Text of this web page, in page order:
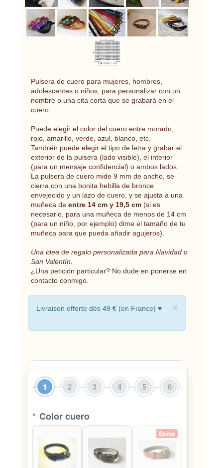
Pulsera de cuero para mujeres, hombres,
adolescentes o niños, para personalizar con un
nombre o una cita corta que se grabará en el
cuero.
Puede elegir el color del cuero entre morado,
rojo, amarillo, verde, azul, blanco, etc.
También puede elegir el tipo de letra y grabar el
exterior de la pulsera (lado visible), el interior
(para un mensaje confidencial) o ambos lados.
La pulsera de cuero mide 9 mm de ancho, se
cierra con una bonita hebilla de bronce
envejecido y un lazo de cuero, y se ajusta a una
muñeca de entre 14 cm y 19,5 cm (si es
necesario, para una muñeca de menos de 14 cm
(para un niño, por ejemplo) dime el tamaño de tu
muñeca para que pueda añadir agujeros).
Una idea de regalo personalizada para Navidad o
San Valentín.
¿Una petición particular? No dude en ponerse en
contacto conmigo.
×
Livraison offerte dés 49 € (en France) ♥
1 2 3 4 5 6
* Color cuero
Épuisé